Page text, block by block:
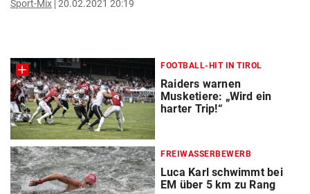
Sport-Mix 20.02.2021 20:19
FOOTBALL-HIT IN TIROL
Raiders warnen
Musketiere: „Wird ein
harter Trip!“
FREIWASSERBEWERB
Luca Karl schwimmt bei
EM über 5 km zu Rang